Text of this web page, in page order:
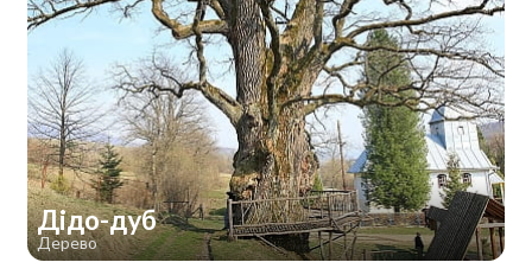
Дідо-дуб
Дерево